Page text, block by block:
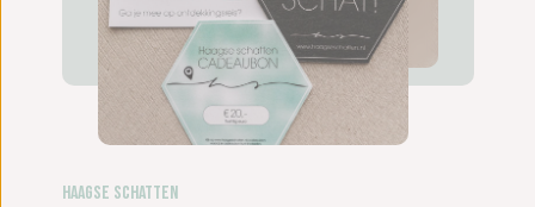
Haagse Schatten